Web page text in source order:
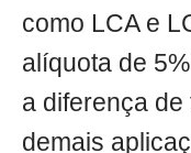
como LCA e
alíquota de
a diferença
demais